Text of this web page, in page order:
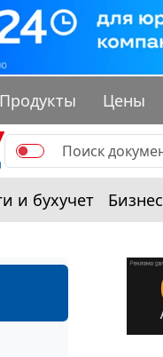
Продукты Цены
и бухучет Бизнес